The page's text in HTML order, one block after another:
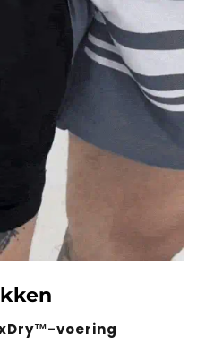
voering